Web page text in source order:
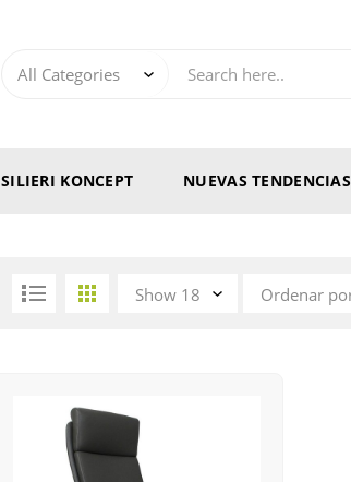
SILIERI KONCEPT NUEVAS TENDENCIAS